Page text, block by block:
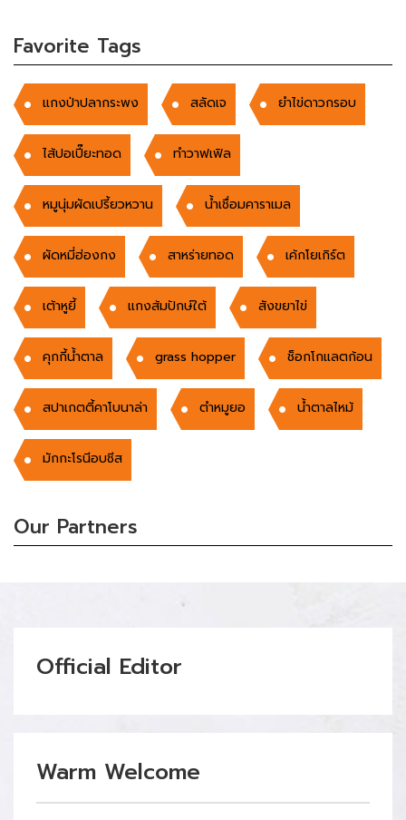
Favorite Tags
แกงป่าปลากระพง สลัดเจ ยำไข่ดาวกรอบ
ไส้ปอเปี๊ยะทอด ทำวาฟเฟิล
หมูนุ่มผัดเปรี้ยวหวาน น้ำเชื่อมคาราเมล
ผัดหมี่ฮ่องกง สาหร่ายทอด เค้กโยเกิร์ต
เต้าหูยี้ แกงส้มปักษ์ใต้ สังขยาไข่
คุกกี้น้ำตาล grass hopper ช็อกโกแลตก้อน
สปาเกตตี้คาโบนาล่า ตำหมูยอ น้ำตาลไหม้
มักกะโรนีอบชีส
Our Partners
Official Editor
Warm Welcome